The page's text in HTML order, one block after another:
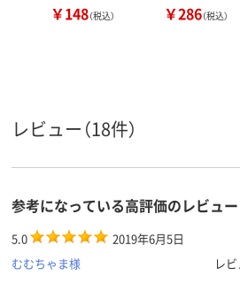
￥148（税込） ￥286（税込）
レビュー（18件）
参考になっている高評価のレビュー
5.0
2019年6月5日
むむちゃま様
レ